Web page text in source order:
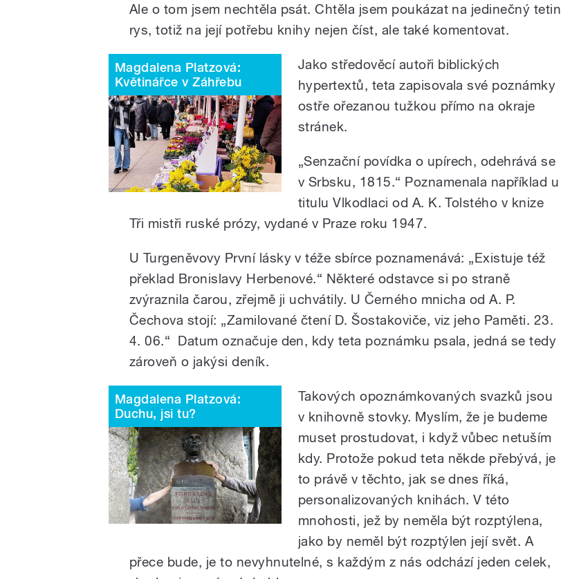
Ale o tom jsem nechtěla psát. Chtěla jsem poukázat na jedinečný tetin
rys, totiž na její potřebu knihy nejen číst, ale také komentovat.
Magdalena Platzová:
Květinářce v Záhřebu
Jako středověcí autoři biblických
hypertextů, teta zapisovala své poznámky
ostře ořezanou tužkou přímo na okraje
stránek.
„Senzační povídka o upírech, odehrává se
v Srbsku, 1815.“ Poznamenala například u
titulu Vlkodlaci od A. K. Tolstého v knize
Tři mistři ruské prózy, vydané v Praze roku 1947.
U Turgeněvovy První lásky v téže sbírce poznamenává: „Existuje též
překlad Bronislavy Herbenové.“ Některé odstavce si po straně
zvýraznila čarou, zřejmě ji uchvátily. U Černého mnicha od A. P.
Čechova stojí: „Zamilované čtení D. Šostakoviče, viz jeho Paměti. 23.
4. 06.“ Datum označuje den, kdy teta poznámku psala, jedná se tedy
zároveň o jakýsi deník.
Magdalena Platzová:
Duchu, jsi tu?
Takových opoznámkovaných svazků jsou
v knihovně stovky. Myslím, že je budeme
muset prostudovat, i když vůbec netuším
kdy. Protože pokud teta někde přebývá, je
to právě v těchto, jak se dnes říká,
personalizovaných knihách. V této
mnohosti, jež by neměla být rozptýlena,
jako by neměl být rozptýlen její svět. A
přece bude, je to nevyhnutelné, s každým z nás odchází jeden celek,